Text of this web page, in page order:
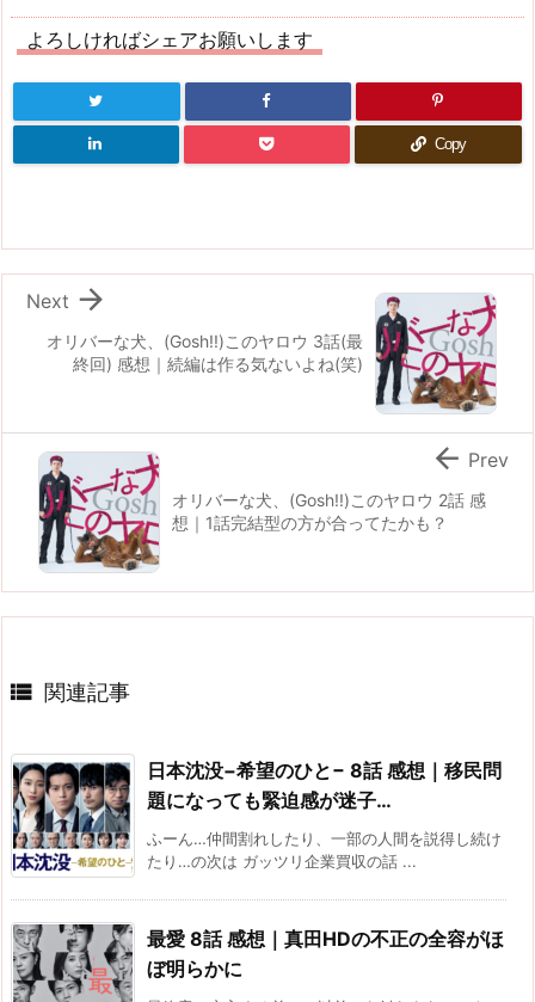
よろしければシェアお願いします
Copy
オリバーな犬、(Gosh!!)このヤロウ 3話(最
終回) 感想｜続編は作る気ないよね(笑)

Next
オリバーな犬、(Gosh!!)このヤロウ 2話 感
想｜1話完結型の方が合ってたかも？
 Prev
 関連記事
日本沈没−希望のひと− 8話 感想｜移民問
題になっても緊迫感が迷子…
ふーん…仲間割れしたり、一部の人間を説得し続け
たり…の次は ガッツリ企業買収の話 ...
最愛 8話 感想｜真田HDの不正の全容がほ
ぼ明らかに